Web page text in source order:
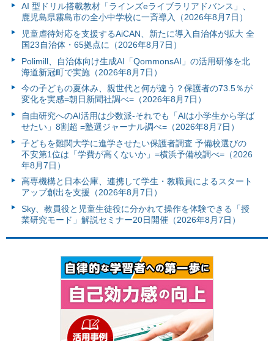
AI 型ドリル搭載教材「ラインズeライブラリアドバンス」、
鹿児島県霧島市の全小中学校に一斉導入（2026年8月7日）
児童虐待対応を支援するAiCAN、新たに導入自治体が拡大 全
国23自治体・65拠点に（2026年8月7日）
Polimill、自治体向け生成AI「QommonsAI」の活用研修を北
海道新冠町で実施（2026年8月7日）
今の子どもの夏休み、親世代と何が違う？保護者の73.5％が
変化を実感=朝日新聞社調べ=（2026年8月7日）
自由研究へのAI活用は少数派-それでも「AIは小学生から学ば
せたい」8割超 =塾選ジャーナル調べ=（2026年8月7日）
子どもを難関大学に進学させたい保護者調査 予備校選びの
不安第1位は「学費が高くないか」=横浜予備校調べ=（2026
年8月7日）
高専機構と日本公庫、連携して学生・教職員によるスタート
アップ創出を支援（2026年8月7日）
Sky、教員役と児童生徒役に分かれて操作を体験できる「授
業研究モード」解説セミナー20日開催（2026年8月7日）